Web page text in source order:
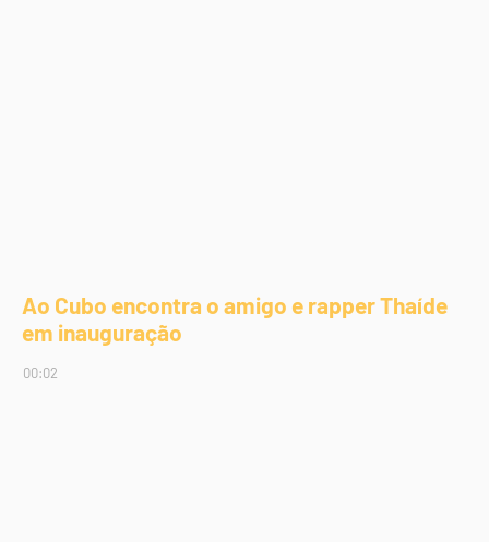
Ao Cubo encontra o amigo e rapper Thaíde
em inauguração
00:02